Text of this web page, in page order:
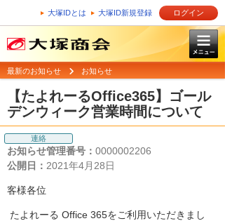
大塚IDとは 大塚ID新規登録 ログイン
最新のお知らせ お知らせ
【たよれーるOffice365】ゴール
デンウィーク営業時間について
連絡
お知らせ管理番号： 0000002206
公開日： 2021年4月28日
客様各位
たよれーる Office 365をご利用いただきまし